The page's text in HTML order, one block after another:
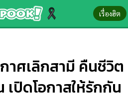
เรื่องฮิต
าศเลิกสามี คืนชีวิต
เปิดโอกาสให้รักกัน